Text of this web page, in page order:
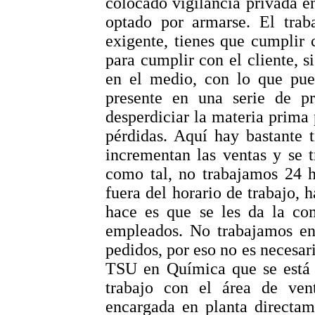
optado por armarse. El
exigente, tienes que cumplir
para cumplir con el cliente,
en el medio, con lo que
presente en una serie de
desperdiciar la materia prima
pérdidas. Aquí hay bastante
incrementan las ventas y se
como tal, no trabajamos 24
fuera del horario de trabajo,
hace es que se les da la
empleados. No trabajamos
pedidos, por eso no es
TSU en Química que se
trabajo con el área de
encargada en planta